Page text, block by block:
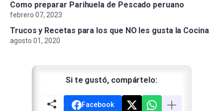
Como preparar Parihuela de Pescado peruano
febrero 07, 2023
Trucos y Recetas para los que NO les gusta la Cocina
agosto 01, 2020
Si te gustó, compártelo:
Facebook